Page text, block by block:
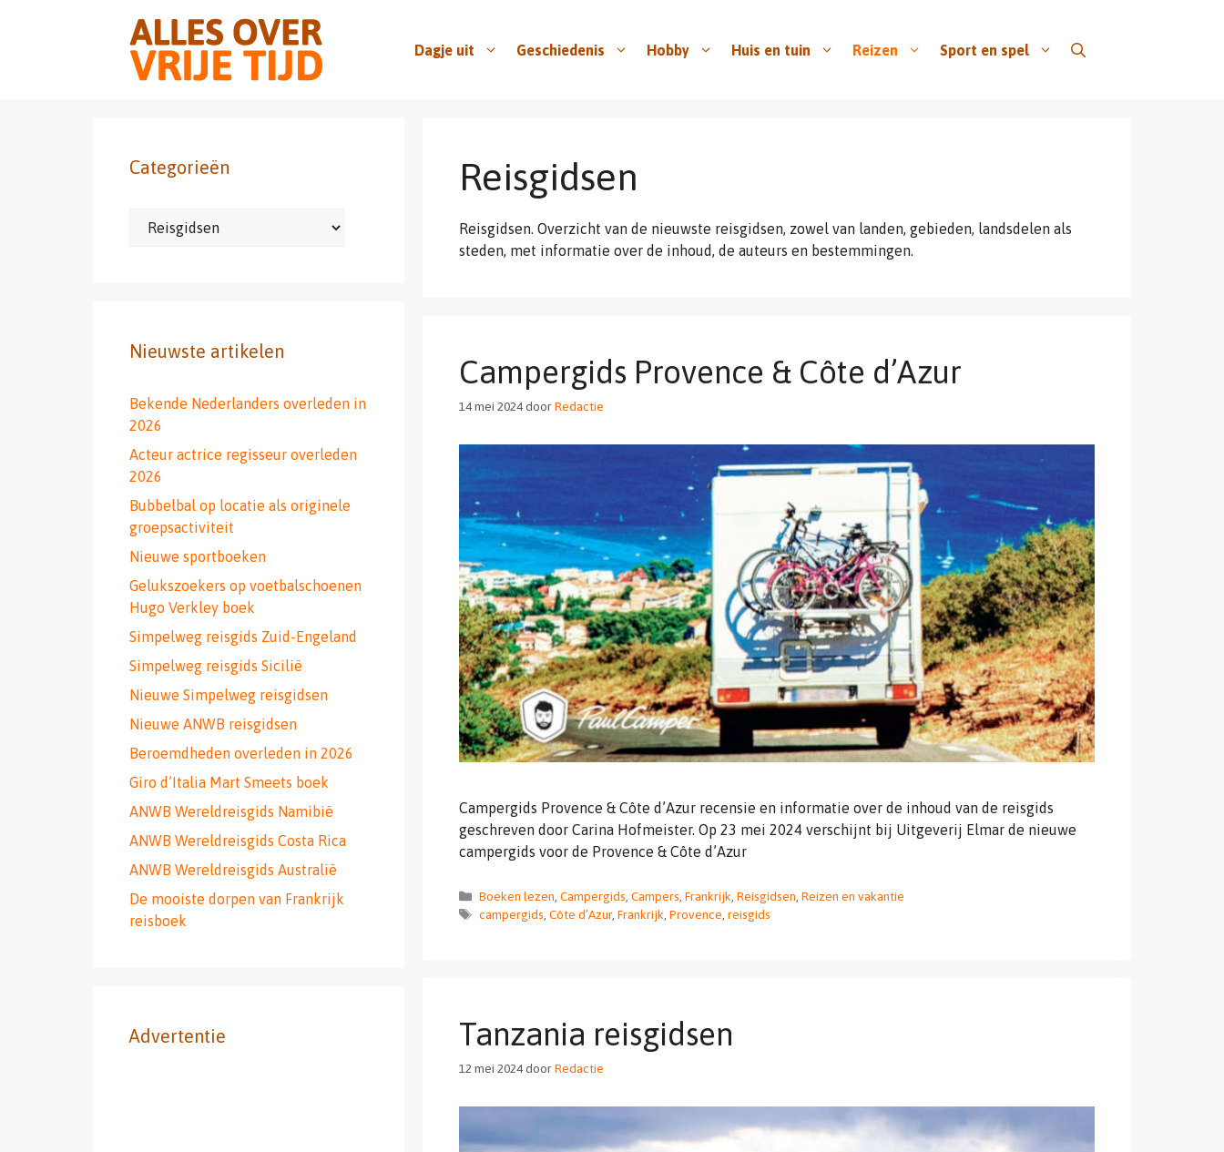
Dagje uit Geschiedenis Hobby Huis en tuin Reizen Sport en spel
Reisgidsen
Reisgidsen. Overzicht van de nieuwste reisgidsen, zowel van landen, gebieden, landsdelen als
steden, met informatie over de inhoud, de auteurs en bestemmingen.
Campergids Provence & Côte d’Azur
14 mei 2024doorRedactie
Campergids Provence & Côte d’Azur recensie en informatie over de inhoud van de reisgids
geschreven door Carina Hofmeister. Op 23 mei 2024 verschijnt bij Uitgeverij Elmar de nieuwe
campergids voor de Provence & Côte d’Azur
Categorieën
Boeken lezen Campergids Campers Frankrijk Reisgidsen Reizen en vakantie
Tags
campergids Côte d’Azur, Frankrijk Provence reisgids
Tanzania reisgidsen
12 mei 2024doorRedactie
Categorieën
Categorieën
Nieuwste artikelen
Bekende Nederlanders overleden in
2026
Acteur actrice regisseur overleden
2026
Bubbelbal op locatie als originele
groepsactiviteit
Nieuwe sportboeken
Gelukszoekers op voetbalschoenen
Hugo Verkley boek
Simpelweg reisgids Zuid-Engeland
Simpelweg reisgids Sicilië
Nieuwe Simpelweg reisgidsen
Nieuwe ANWB reisgidsen
Beroemdheden overleden in 2026
Giro d’Italia Mart Smeets boek
ANWB Wereldreisgids Namibië
ANWB Wereldreisgids Costa Rica
ANWB Wereldreisgids Australië
De mooiste dorpen van Frankrijk
reisboek
Advertentie